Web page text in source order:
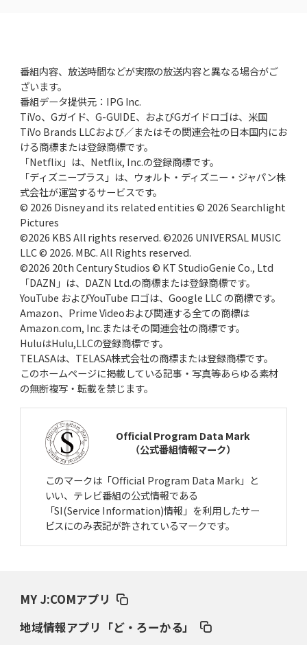
番組内容、放送時間などが実際の放送内容と異なる場合がご
ざいます。
番組データ提供元：IPG Inc.
TiVo、Gガイド、G-GUIDE、およびGガイドロゴは、米国
TiVo Brands LLCおよび／またはその関連会社の日本国内にお
ける商標または登録商標です。
「Netflix」は、Netflix, Inc.の登録商標です。
「ディズニープラス」は、ウォルト・ディズニー・ジャパン株
式会社が運営するサービスです。
© 2026 Disney and its related entities © 2026 Searchlight
Pictures
©2026 KBS All rights reserved. ©2026 UNIVERSAL MUSIC
LLC © 2026. MBC. All Rights reserved.
©2026 20th Century Studios © KT StudioGenie Co., Ltd
「DAZN」は、DAZN Ltd.の商標または登録商標です。
YouTube およびYouTube ロゴは、Google LLC の商標です。
Amazon、Prime Videoおよび関連する全ての商標は
Amazon.com, Inc.またはその関連会社の商標です。
HuluはHulu,LLCの登録商標です。
TELASAは、TELASA株式会社の商標または登録商標です。
このホームページに掲載している記事・写真等あらゆる素材
の無断複写・転載を禁じます。
Official Program Data Mark
（公式番組情報マーク）
このマークは「Official Program Data Mark」と
いい、テレビ番組の公式情報である
「SI(Service Information)情報」を利用したサー
ビスにのみ表記が許されているマークです。
MY J:COMアプリ
地域情報アプリ「ど・ろーかる」